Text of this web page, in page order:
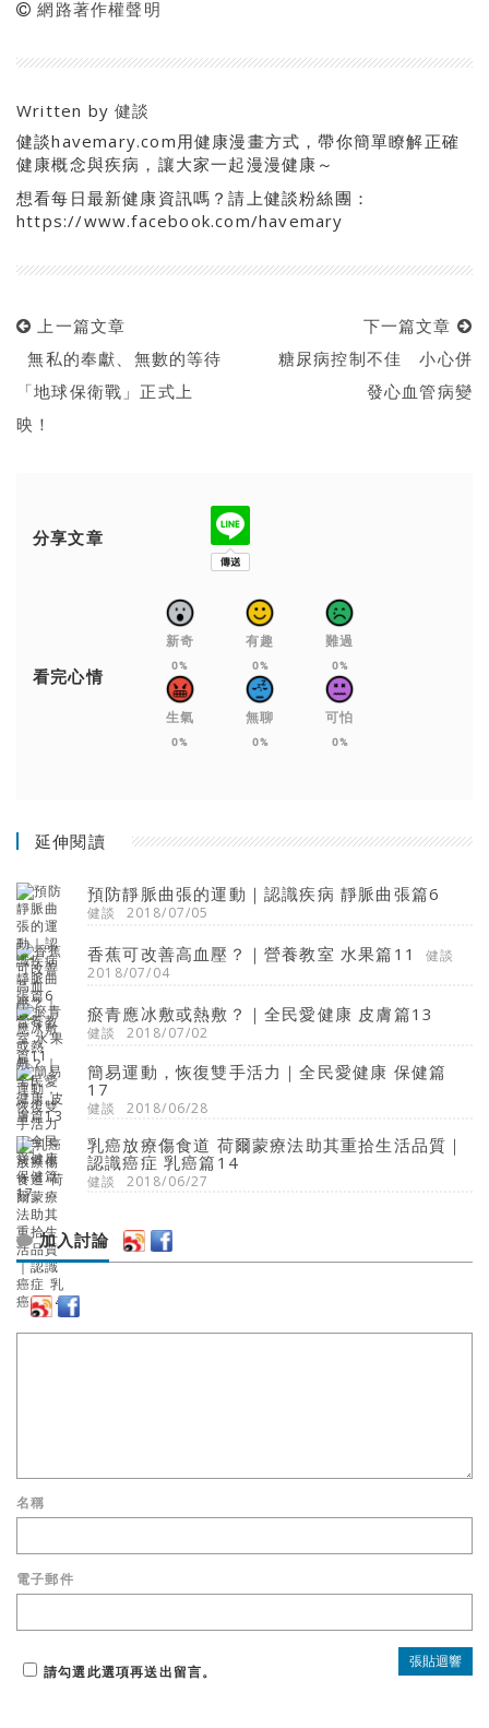
網路著作權聲明
Written by健談
健談havemary.com用健康漫畫方式，帶你簡單瞭解正確
健康概念與疾病，讓大家一起漫漫健康～
想看每日最新健康資訊嗎？請上健談粉絲團：
https://www.facebook.com/havemary
上一篇文章
無私的奉獻、無數的等待
「地球保衛戰」正式上
映！
下一篇文章
糖尿病控制不佳 小心併
發心血管病變
分享文章
看完心情
新奇
0%
有趣
0%
難過
0%
生氣
0%
無聊
0%
可怕
0%
延伸閱讀
預防靜脈曲張的運動｜認識疾病 靜脈曲張篇6
健談 2018/07/05
香蕉可改善高血壓？｜營養教室 水果篇11
健談
2018/07/04
瘀青應冰敷或熱敷？｜全民愛健康 皮膚篇13
健談 2018/07/02
簡易運動，恢復雙手活力｜全民愛健康 保健篇
17
健談 2018/06/28
乳癌放療傷食道 荷爾蒙療法助其重拾生活品質｜
認識癌症 乳癌篇14
健談 2018/06/27
加入討論
名稱
電子郵件
請勾選此選項再送出留言。